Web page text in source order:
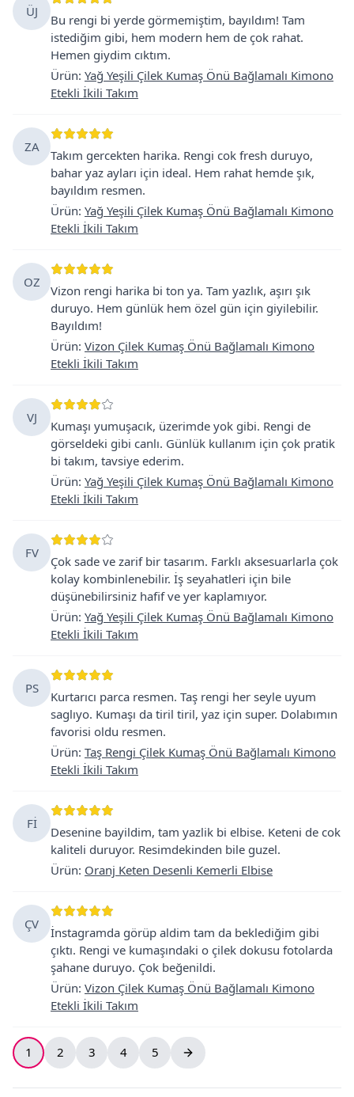
ÜJ
Bu rengi bi yerde görmemiştim, bayıldım! Tam
istediğim gibi, hem modern hem de çok rahat.
Hemen giydim cıktım.
Ürün: Yağ Yeşili Çilek Kumaş Önü Bağlamalı Kimono
Etekli İkili Takım
ZA
Takım gercekten harika. Rengi cok fresh duruyo,
bahar yaz ayları için ideal. Hem rahat hemde şık,
bayıldım resmen.
Ürün: Yağ Yeşili Çilek Kumaş Önü Bağlamalı Kimono
Etekli İkili Takım
OZ
Vizon rengi harika bi ton ya. Tam yazlık, aşırı şık
duruyo. Hem günlük hem özel gün için giyilebilir.
Bayıldım!
Ürün: Vizon Çilek Kumaş Önü Bağlamalı Kimono
Etekli İkili Takım
VJ
Kumaşı yumuşacık, üzerimde yok gibi. Rengi de
görseldeki gibi canlı. Günlük kullanım için çok pratik
bi takım, tavsiye ederim.
Ürün: Yağ Yeşili Çilek Kumaş Önü Bağlamalı Kimono
Etekli İkili Takım
FV
Çok sade ve zarif bir tasarım. Farklı aksesuarlarla çok
kolay kombinlenebilir. İş seyahatleri için bile
düşünebilirsiniz hafif ve yer kaplamıyor.
Ürün: Yağ Yeşili Çilek Kumaş Önü Bağlamalı Kimono
Etekli İkili Takım
PS
Kurtarıcı parca resmen. Taş rengi her seyle uyum
saglıyo. Kumaşı da tiril tiril, yaz için super. Dolabımın
favorisi oldu resmen.
Ürün: Taş Rengi Çilek Kumaş Önü Bağlamalı Kimono
Etekli İkili Takım
Fİ
Desenine bayildim, tam yazlik bi elbise. Keteni de cok
kaliteli duruyor. Resimdekinden bile guzel.
Ürün: Oranj Keten Desenli Kemerli Elbise
ÇV
İnstagramda görüp aldim tam da beklediğim gibi
çıktı. Rengi ve kumaşındaki o çilek dokusu fotolarda
şahane duruyo. Çok beğenildi.
Ürün: Vizon Çilek Kumaş Önü Bağlamalı Kimono
Etekli İkili Takım
1 2 3 4 5